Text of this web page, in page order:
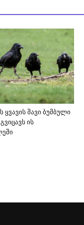
ყვავის შავი ბუმბული
ის